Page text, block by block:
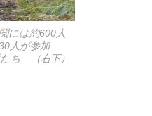
には約600人
人が参加
たち （右下）